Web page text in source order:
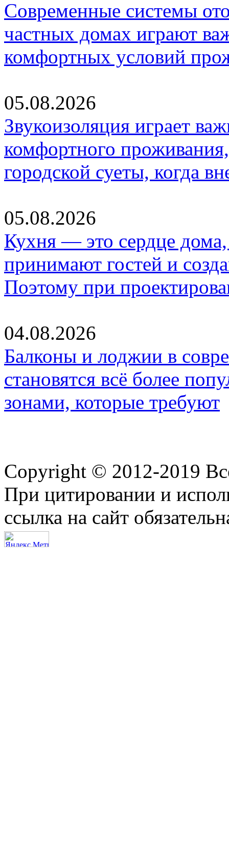
Современные системы
частных домах играют
комфортных условий
05.08.2026
Звукоизоляция играет
комфортного
городской суеты, когда
05.08.2026
Кухня — это сердце дома,
принимают гостей и
Поэтому при
04.08.2026
Балконы и лоджии в
становятся всё более
зонами, которые требуют
Copyright © 2012-2019
При цитировании и
ссылка на сайт